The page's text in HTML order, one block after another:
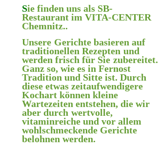
Sie finden uns als SB-
Restaurant im VITA-CENTER
Chemnitz..
Unsere Gerichte basieren auf
traditionellen Rezepten und
werden frisch für Sie zubereitet.
Ganz so, wie es in Fernost
Tradition und Sitte ist. Durch
diese etwas zeitaufwendigere
Kochart können kleine
Wartezeiten entstehen, die wir
aber durch wertvolle,
vitaminreiche und vor allem
wohlschmeckende Gerichte
belohnen werden.